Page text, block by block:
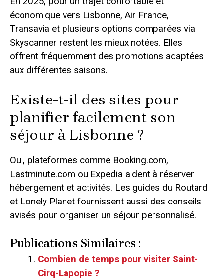
économique vers Lisbonne, Air France,
Transavia et plusieurs options comparées via
Skyscanner restent les mieux notées. Elles
offrent fréquemment des promotions adaptées
aux différentes saisons.
Existe-t-il des sites pour
planifier facilement son
séjour à Lisbonne ?
Oui, plateformes comme Booking.com,
Lastminute.com ou Expedia aident à réserver
hébergement et activités. Les guides du Routard
et Lonely Planet fournissent aussi des conseils
avisés pour organiser un séjour personnalisé.
Publications Similaires :
Combien de temps pour visiter Saint-
Cirq-Lapopie ?